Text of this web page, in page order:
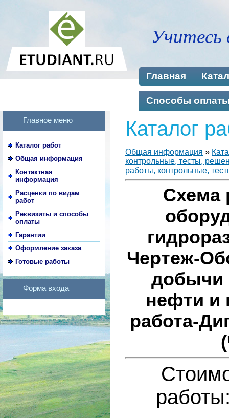
Учитесь
Главная
Способы
Главное меню
Каталог работ
Общая информация
Контактная
информация
Расценки по видам
работ
Реквизиты и способы
оплаты
Гарантии
Оформление заказа
Готовые работы
Форма входа
Каталог
Общая информация »
контрольные, тесты,
работы, контрольные,
Схема
Чертеж-
добычи
нефти и
работа-